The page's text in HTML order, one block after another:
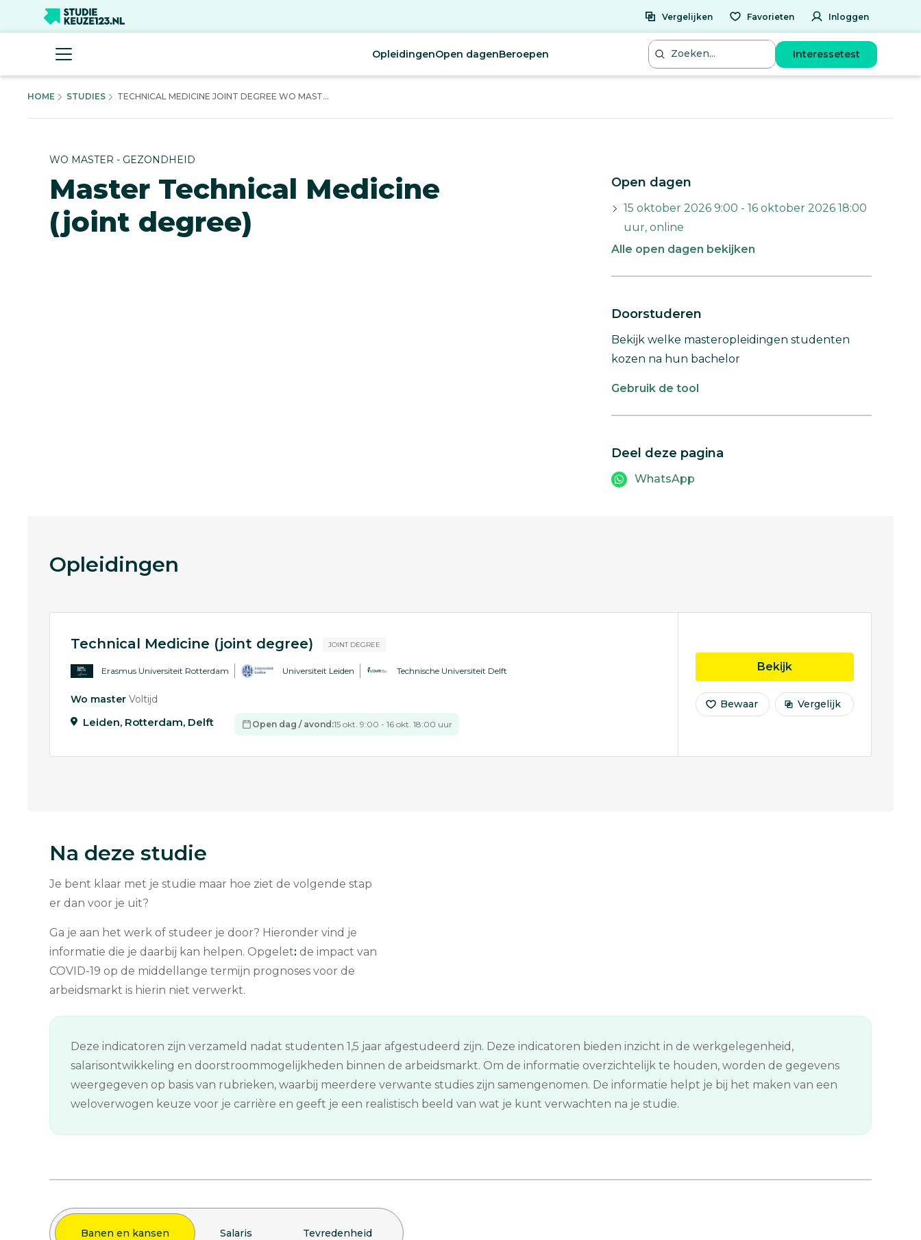
Vergelijken Favorieten Inloggen
OpleidingenOpen dagenBeroepen Interessetest
HOME STUDIES TECHNICAL MEDICINE JOINT DEGREE WO MAST...
WO MASTER - GEZONDHEID
Master Technical Medicine
(joint degree)
Open dagen
15 oktober 2026 9:00 - 16 oktober 2026 18:00
uur, online
Alle open dagen bekijken
Doorstuderen
Bekijk welke masteropleidingen studenten
kozen na hun bachelor
Gebruik de tool
Deel deze pagina
WhatsApp
Opleidingen
Technical Medicine (joint degree) JOINT DEGREE
Erasmus Universiteit Rotterdam Universiteit Leiden Technische Universiteit Delft
Wo master Voltijd
Leiden, Rotterdam, Delft Open dag / avond:15 okt. 9:00 - 16 okt. 18:00 uur
Bekijkopleiding Technical
Bewaar Vergelijk
Na deze studie
Je bent klaar met je studie maar hoe ziet de volgende stap
er dan voor je uit?
Ga je aan het werk of studeer je door? Hieronder vind je
informatie die je daarbij kan helpen. Opgelet: de impact van
COVID-19 op de middellange termijn prognoses voor de
arbeidsmarkt is hierin niet verwerkt.
Deze indicatoren zijn verzameld nadat studenten 1,5 jaar afgestudeerd zijn. Deze indicatoren bieden inzicht in de werkgelegenheid,
salarisontwikkeling en doorstroommogelijkheden binnen de arbeidsmarkt. Om de informatie overzichtelijk te houden, worden de gegevens
weergegeven op basis van rubrieken, waarbij meerdere verwante studies zijn samengenomen. De informatie helpt je bij het maken van een
weloverwogen keuze voor je carrière en geeft je een realistisch beeld van wat je kunt verwachten na je studie.
Banen en kansen Salaris Tevredenheid